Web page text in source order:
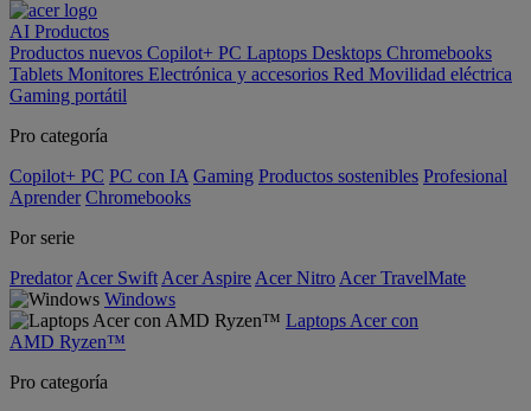
AI Productos
Productos nuevos Copilot+ PC Laptops Desktops Chromebooks
Tablets Monitores Electrónica y accesorios Red Movilidad eléctrica
Gaming portátil
Pro categoría
Copilot+ PC PC con IA Gaming Productos sostenibles Profesional
Aprender Chromebooks
Por serie
Predator Acer Swift Acer Aspire Acer Nitro Acer TravelMate
Windows
Laptops Acer con
AMD Ryzen™
Pro categoría